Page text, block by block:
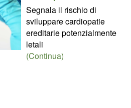
Segnala il rischio di
sviluppare cardiopatie
ereditarie potenzialmente
letali
(Continua)